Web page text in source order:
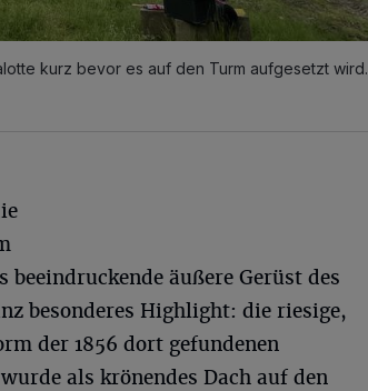
kurz bevor es auf den Turm aufgesetzt wird.
äußere Gerüst des
besonderes Highlight: die riesige,
der 1856 dort gefundenen
als krönendes Dach auf den